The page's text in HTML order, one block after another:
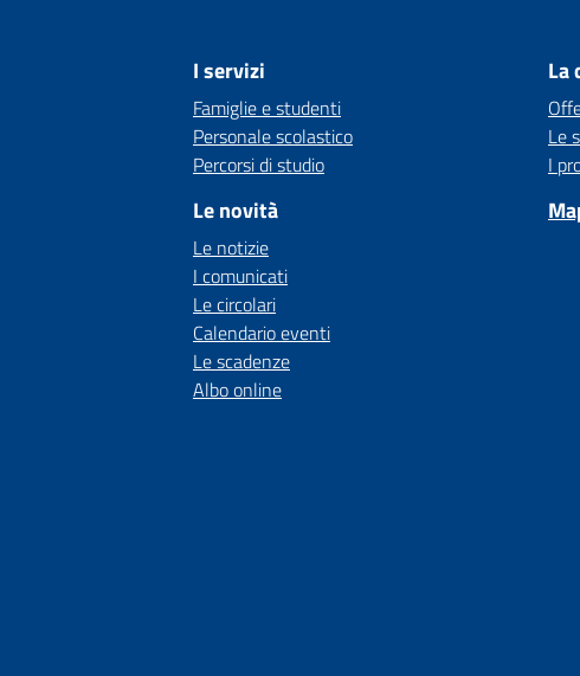
I servizi
Famiglie e studenti
Personale scolastico
Percorsi di studio
Le novità
Le notizie
I comunicati
Le circolari
Calendario eventi
Le scadenze
Albo online
La
Le
I